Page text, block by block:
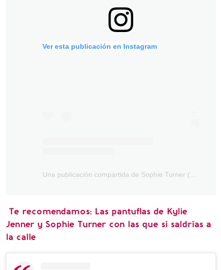
Ver esta publicación en Instagram
Te recomendamos: Las pantuflas de Kylie
Jenner y Sophie Turner con las que sí saldrías a
la calle